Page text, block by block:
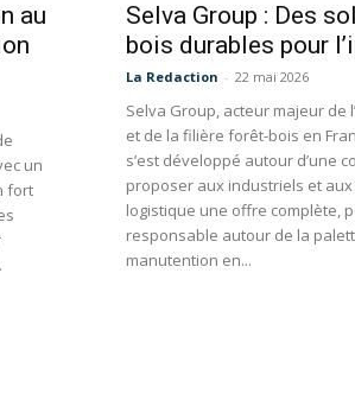
au
un
fort
Selva Group : Des
bois durables pour
La Redaction - 22 mai 2026
Selva Group, acteur majeur de
et de la filière forêt-bois en
s’est développé autour d’une
proposer aux industriels et
logistique une offre complète,
responsable autour de la
manutention en...